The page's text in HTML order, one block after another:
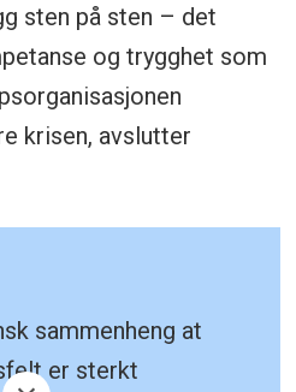
sten på sten – det
og trygghet som
krisen, avslutter
sammenheng at
er sterkt